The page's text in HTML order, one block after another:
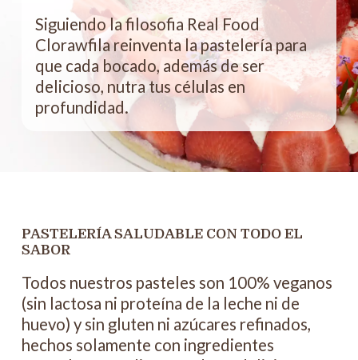
Siguiendo la filosofia Real Food
Clorawfila reinventa la pastelería para
que cada bocado, además de ser
delicioso, nutra tus células en
profundidad.
PASTELERÍA SALUDABLE CON TODO EL
SABOR
Todos nuestros pasteles son 100% veganos
(sin lactosa ni proteína de la leche ni de
huevo) y sin gluten ni azúcares refinados,
hechos solamente con ingredientes